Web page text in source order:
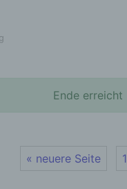
Ende erreicht
« neuere Seite 1